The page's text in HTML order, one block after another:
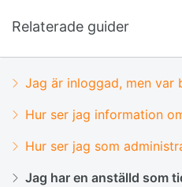
Relaterade guider
Jag är inloggad, men var
Hur ser jag information
Hur ser jag som
Jag har en anställd som